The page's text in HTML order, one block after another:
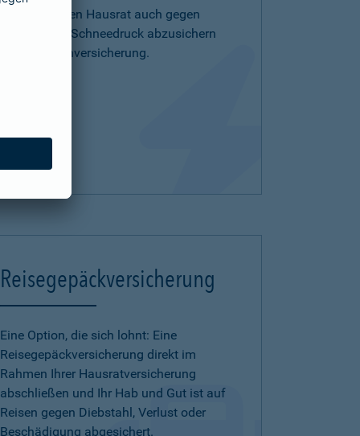
Um Ihren Hausrat auch gegen
oder Schneedruck abzusichern
Reisegepäckversicherung
Eine Option, die sich lohnt: Eine
Reisegepäckversicherung direkt im
Rahmen Ihrer Hausratversicherung
abschließen und Ihr Hab und Gut ist auf
Reisen gegen Diebstahl, Verlust oder
Beschädigung abgesichert.